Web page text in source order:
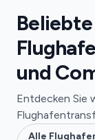
und
Entdecken Sie
Alle